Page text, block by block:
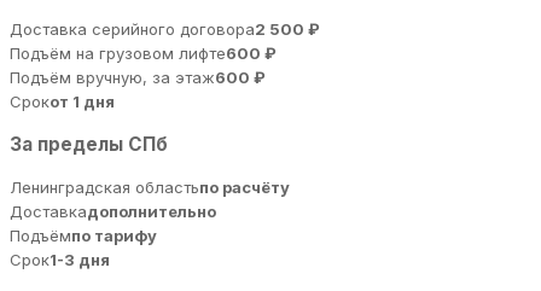
Доставка серийного договора2 500 ₽
Подъём на грузовом лифте600 ₽
Подъём вручную, за этаж600 ₽
Срокот 1 дня
За пределы СПб
Ленинградская областьпо расчёту
Доставкадополнительно
Подъёмпо тарифу
Срок1-3 дня